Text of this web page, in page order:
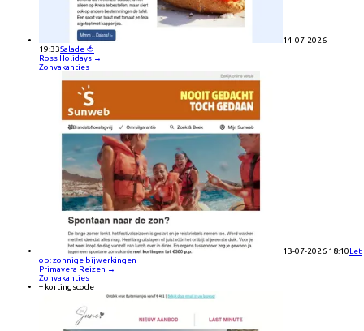
14-07-2026
19:33Salade 🍅
Ross Holidays →
Zonvakanties
13-07-2026 18:10Let
op: zonnige bijwerkingen
Primavera Reizen →
Zonvakanties
+ kortingscode